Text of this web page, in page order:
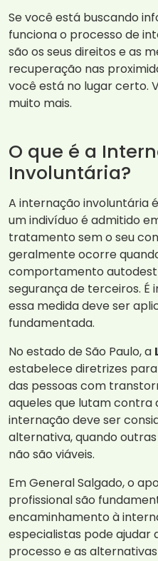
Se você está buscando
funciona o processo de
são os seus direitos e as
recuperação nas
você está no lugar certo.
muito mais.
O que é a
Involuntária?
A internação involuntária
um indivíduo é admitido
tratamento sem o seu
geralmente ocorre
comportamento
segurança de terceiros.
essa medida deve ser
fundamentada.
No estado de São Paulo, a
estabelece diretrizes
das pessoas com
aqueles que lutam contra
internação deve ser
alternativa, quando
não são viáveis.
Em General Salgado, o
profissional são
encaminhamento à
especialistas pode ajudar
processo e as